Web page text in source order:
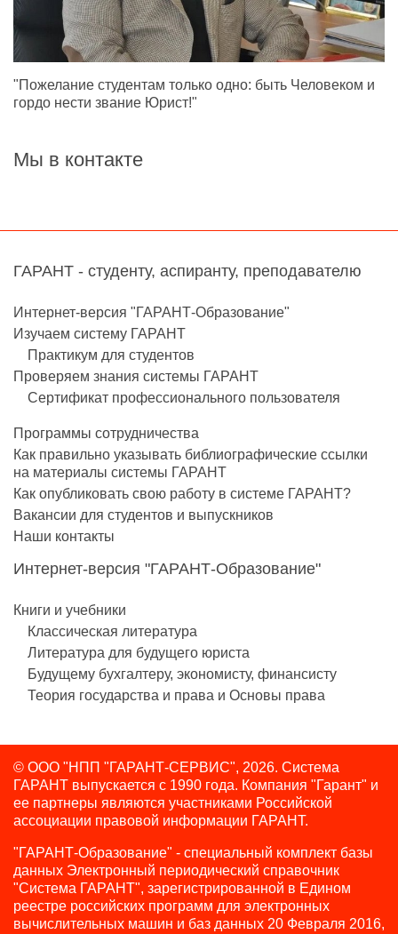
"Пожелание студентам только одно: быть Человеком и
гордо нести звание Юрист!"
Мы в контакте
ГАРАНТ - студенту, аспиранту, преподавателю
Интернет-версия "ГАРАНТ-Образование"
Изучаем систему ГАРАНТ
Практикум для студентов
Проверяем знания системы ГАРАНТ
Сертификат профессионального пользователя
Программы сотрудничества
Как правильно указывать библиографические ссылки
на материалы системы ГАРАНТ
Как опубликовать свою работу в системе ГАРАНТ?
Вакансии для студентов и выпускников
Наши контакты
Интернет-версия "ГАРАНТ-Образование"
Книги и учебники
Классическая литература
Литература для будущего юриста
Будущему бухгалтеру, экономисту, финансисту
Теория государства и права и Основы права
© ООО "НПП "ГАРАНТ-СЕРВИС", 2026. Система
ГАРАНТ выпускается с 1990 года. Компания "Гарант" и
ее партнеры являются участниками Российской
ассоциации правовой информации ГАРАНТ.
"ГАРАНТ-Образование" - специальный комплект базы
данных Электронный периодический справочник
"Система ГАРАНТ", зарегистрированной в Едином
реестре российских программ для электронных
вычислительных машин и баз данных 20 Февраля 2016,